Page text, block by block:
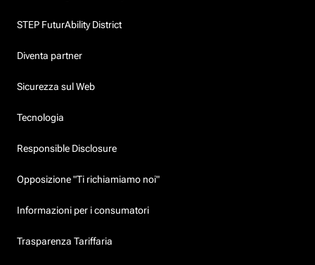
STEP FuturAbility District
Diventa partner
Sicurezza sul Web
Tecnologia
Responsible Disclosure
Opposizione "Ti richiamiamo noi"
Informazioni per i consumatori
Trasparenza Tariffaria